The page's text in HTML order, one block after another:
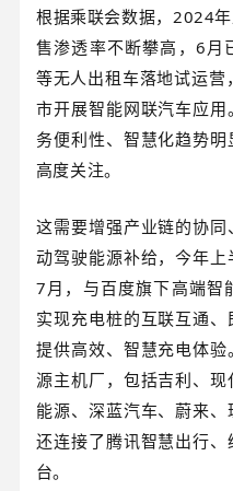
根据乘联会数据，2024
售渗透率不断攀高，6月
等无人出租车落地试运
市开展智能网联汽车应
务便利性、智慧化趋势
高度关注。
这需要增强产业链的协
动驾驶能源补给，今年上
7月，与百度旗下高端智
实现充电桩的互联互通
提供高效、智慧充电体
源主机厂，包括吉利、
能源、深蓝汽车、蔚来、
还连接了腾讯智慧出行
台。